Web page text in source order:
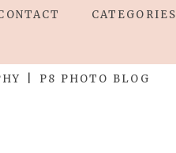
CATEGORIES
P8 PHOTO BLOG